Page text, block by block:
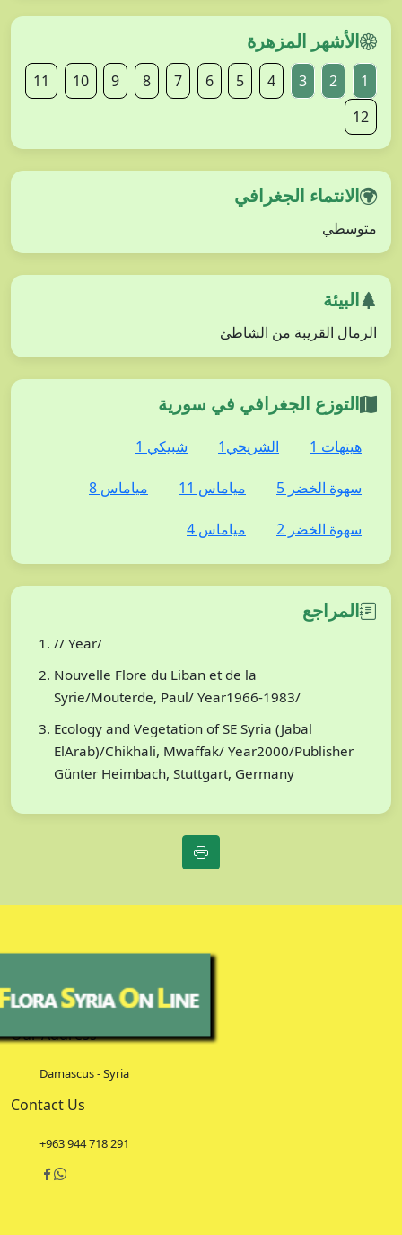
الأشهر المزهرة
1
2
3
4
5
6
7
8
9
10
11
12
الانتماء الجغرافي
متوسطي
البيئة
الرمال القريبة من الشاطئ
التوزع الجغرافي في سورية
هيتهات 1 الشريحي1 شبيكي 1
سهوة الخضر 5 مياماس 11 مياماس 8
سهوة الخضر 2 مياماس 4
المراجع
// Year/
Nouvelle Flore du Liban et de la
Syrie/Mouterde, Paul/ Year1966-1983/
Ecology and Vegetation of SE Syria (Jabal
ElArab)/Chikhali, Mwaffak/ Year2000/Publisher
Günter Heimbach, Stuttgart, Germany
Our Address
Damascus - Syria
Contact Us
+963 944 718 291